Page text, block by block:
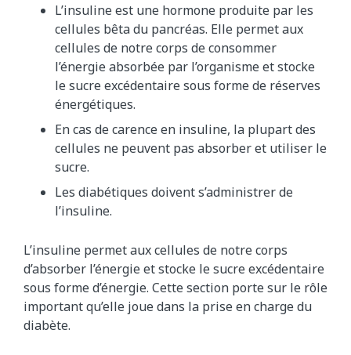
L’insuline est une hormone produite par les
cellules bêta du pancréas. Elle permet aux
cellules de notre corps de consommer
l’énergie absorbée par l’organisme et stocke
le sucre excédentaire sous forme de réserves
énergétiques.
En cas de carence en insuline, la plupart des
cellules ne peuvent pas absorber et utiliser le
sucre.
Les diabétiques doivent s’administrer de
l’insuline.
L’insuline permet aux cellules de notre corps
d’absorber l’énergie et stocke le sucre excédentaire
sous forme d’énergie. Cette section porte sur le rôle
important qu’elle joue dans la prise en charge du
diabète.